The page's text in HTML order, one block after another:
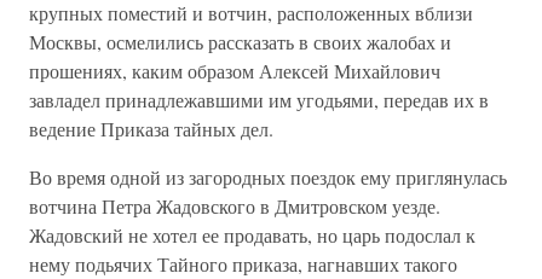
крупных поместий и вотчин, расположенных вблизи
Москвы, осмелились рассказать в своих жалобах и
прошениях, каким образом Алексей Михайлович
завладел принадлежавшими им угодьями, передав их в
ведение Приказа тайных дел.
Во время одной из загородных поездок ему приглянулась
вотчина Петра Жадовского в Дмитровском уезде.
Жадовский не хотел ее продавать, но царь подослал к
нему подьячих Тайного приказа, нагнавших такого